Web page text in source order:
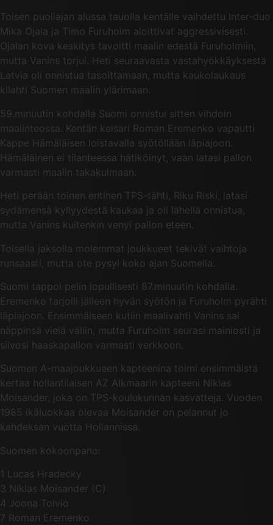
Toisen puoliajan alussa tauolla kentälle vaihdettu Inter-duo
Mika Ojala ja Timo Furuholm aloittivat aggressivisesti.
Ojalan kova keskitys tavoitti maalin edestä Furuholmiin,
mutta Vanins torjui. Heti seuraavasta vastahyökkäyksestä
Latvia oli onnistua tasoittamaan, mutta kaukolaukaus
kilahti Suomen maalin ylärimaan.
59.minuutin kohdalla Suomi onnistui sitten vihdoin
maalinteossa. Kentän keisari Roman Eremenko vapautti
Kappe Hämäläisen loistavalla syötöllään läpiajoon.
Hämäläinen ei tilanteessa hätiköinyt, vaan latasi pallon
varmasti maalin takakulmaan.
Heti perään toinen entinen TPS-tähti, Riku Riski, latasi
sydämensä kyllyydestä kaukaa ja oli lähellä onnistua,
mutta Vanins kuitenkin venyi pallon eteen.
Toisella jaksolla molemmat joukkueet tekivät vaihtoja
runsaasti, mutta ote pysyi koko ajan Suomella.
Suomi tappoi pelin lopullisesti 87.minuutin kohdalla.
Eremenko tarjoili jälleen hyvän syötön ja Furuholm pyrähti
läpiajoon. Ensimmäiseen kutiin maalivahti Vanins sai
näppinsä vielä väliin, mutta Furuholm seurasi mainiosti ja
siivosi haaskapallon varmasti verkkoon.
Suomen A-maajoukkueen kapteenina toimi ensimmäistä
kertaa hollantilaisen AZ Alkmaarin kapteeni Niklas
Moisander, joka on TPS-koulukunnan kasvatteja. Vuoden
1985 ikäluokkaa olevaa Moisander on pelannut jo
kahdeksan vuotta Hollannissa.
Suomen kokoonpano:
1 Lucas Hradecky
3 Niklas Moisander (C)
4 Joona Toivio
7 Roman Eremenko